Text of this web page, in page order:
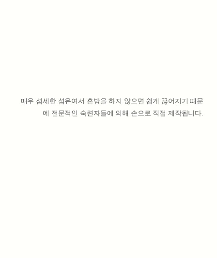
매우 섬세한 섬유여서 혼방을 하지 않으면 쉽게 끊어지기 때문
에 전문적인 숙련자들에 의해 손으로 직접 제작됩니다.